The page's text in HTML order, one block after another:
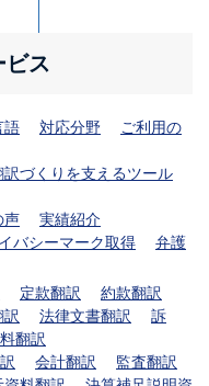
ビス
語 対応分野
ご利用の
訳づくりを支えるツール
声
実績紹介
バシーマーク取得
弁護
定款翻訳
約款翻訳
法律文書翻訳
訴
翻訳
会計翻訳
監査翻訳